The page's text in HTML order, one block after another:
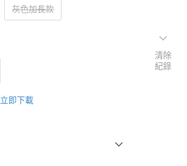
灰色加長款
立即下載
清除
紀錄